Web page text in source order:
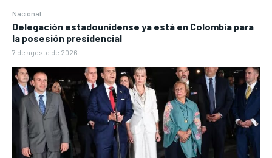
Nacional
Delegación estadounidense ya está en Colombia para
la posesión presidencial
7 de agosto de 2026